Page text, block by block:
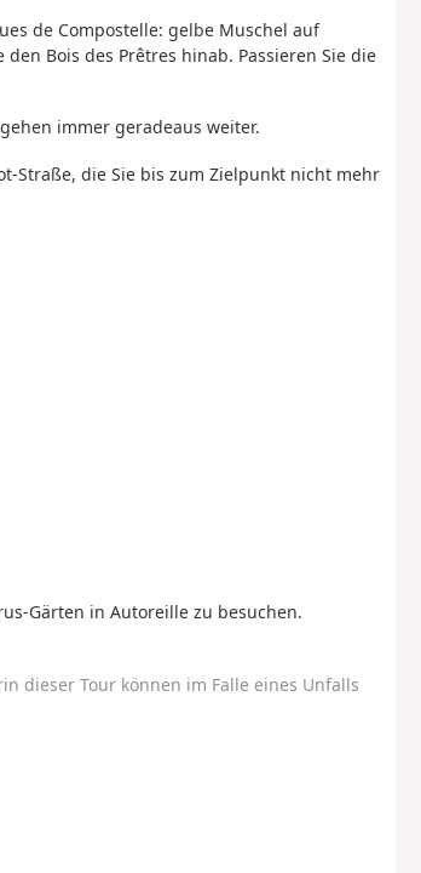
de Compostelle: gelbe Muschel auf
Bois des Prêtres hinab. Passieren Sie die
immer geradeaus weiter.
Straße, die Sie bis zum Zielpunkt nicht mehr
Gärten in Autoreille zu besuchen.
dieser Tour können im Falle eines Unfalls